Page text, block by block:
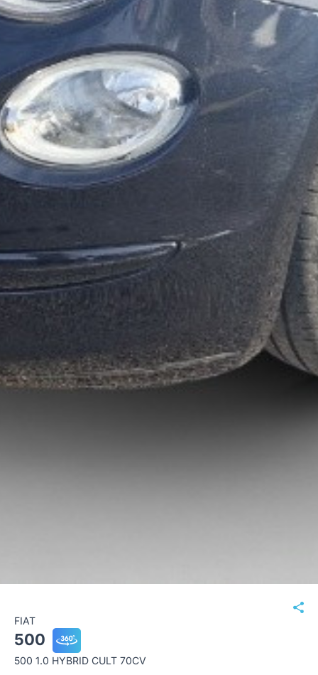
FIAT
500
500 1.0 HYBRID CULT 70CV